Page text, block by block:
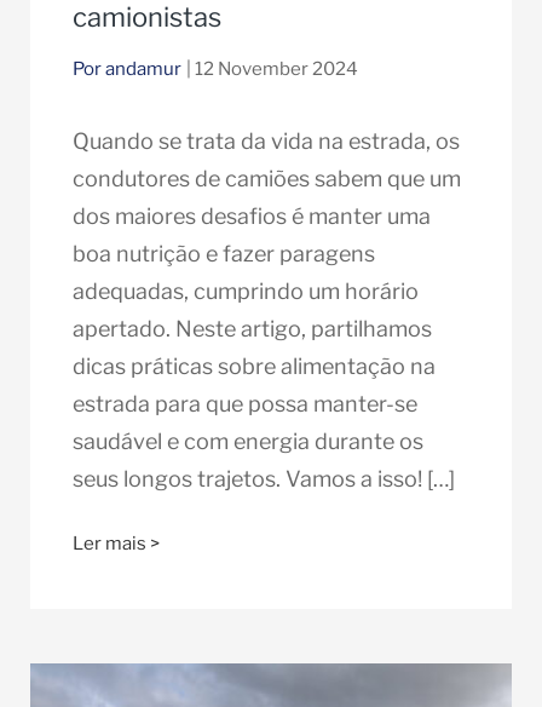
camionistas
Por andamur | 12 November 2024
Quando se trata da vida na estrada, os
condutores de camiões sabem que um
dos maiores desafios é manter uma
boa nutrição e fazer paragens
adequadas, cumprindo um horário
apertado. Neste artigo, partilhamos
dicas práticas sobre alimentação na
estrada para que possa manter-se
saudável e com energia durante os
seus longos trajetos. Vamos a isso! […]
Ler mais >